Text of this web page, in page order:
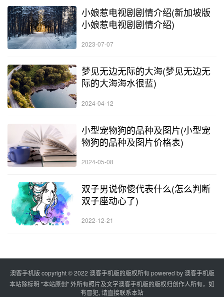
小娘惹电视剧剧情介绍(新加坡版
小娘惹电视剧剧情介绍)
2023-07-07
梦见无边无际的大海(梦见无边无
际的大海海水很蓝)
2024-04-12
小型宠物狗的品种及图片(小型宠
物狗的品种及图片价格表)
2024-05-08
双子男说你傻代表什么(怎么判断
双子座动心了)
2022-12-21
澳客手机版 copyright © 2022 澳客手机版的版权所有 powered by澳客手机版
本站除标明 "本站原创" 外所有照片及文字澳客手机版的版权归创作人所有，如
有冒犯, 请直接联系本站